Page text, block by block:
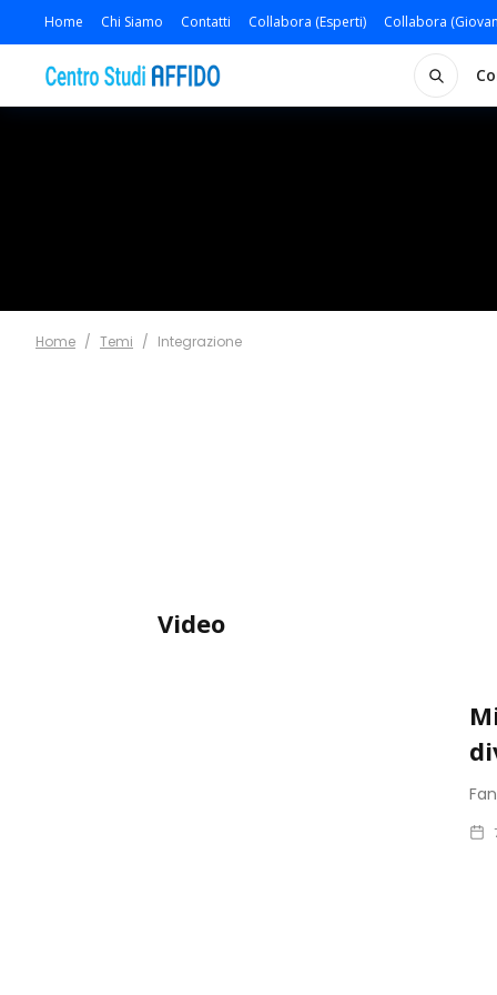
Home Chi Siamo Contatti Collabora (Esperti) Collabora
Home / Temi / Integrazione
Video